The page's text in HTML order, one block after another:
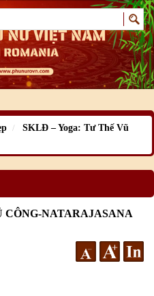
SKLĐ – Yoga: Tư Thế Vũ
NATARAJASANA